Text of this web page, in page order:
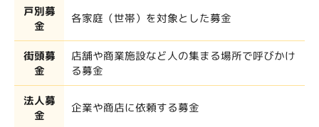
戸別募
金
各家庭（世帯）を対象とした募金
街頭募
金
店舗や商業施設など人の集まる場所で呼びかけ
る募金
法人募
金
企業や商店に依頼する募金